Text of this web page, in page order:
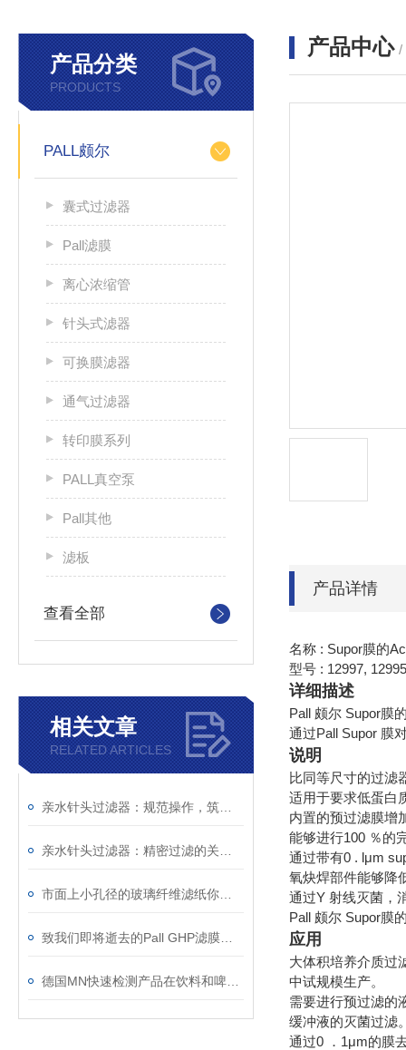
产品分类
PRODUCTS
PALL颇尔
囊式过滤器
Pall滤膜
离心浓缩管
针头式滤器
可换膜滤器
通气过滤器
转印膜系列
PALL真空泵
Pall其他
滤板
查看全部
相关文章
RELATED ARTICLES
产品中心 /
产品详情
名称 : Supor膜的
型号 : 12997,
详细描述
Pall 颇尔 Supor膜
通过Pall Supor 膜
说明
比同等尺寸的过滤
适用于要求低蛋白
内置的预过滤膜增
能够进行100 ％的
通过带有0 . lμm
氧炔焊部件能够降
通过Y 射线灭菌，
Pall 颇尔 Supor膜
应用
大体积培养介质过
中试规模生产。
需要进行预过滤的
缓冲液的灭菌过滤
通过0 ．1μm的膜